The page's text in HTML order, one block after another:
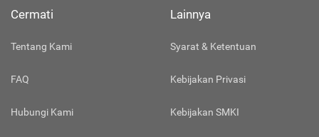
Cermati
Tentang Kami
FAQ
Hubungi Kami
Lainnya
Syarat & Ketentuan
Kebijakan Privasi
Kebijakan SMKI